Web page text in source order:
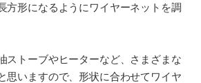
方形になるようにワイヤーネットを調
ストーブやヒーターなど、さまざまな
思いますので、形状に合わせてワイヤ